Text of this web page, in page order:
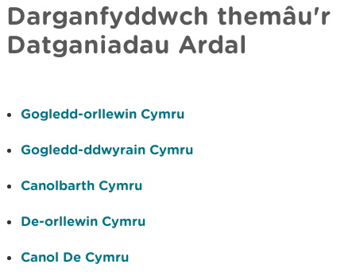
Darganfyddwch themâu'r
Datganiadau Ardal
Gogledd-orllewin Cymru
Gogledd-ddwyrain Cymru
Canolbarth Cymru
De-orllewin Cymru
Canol De Cymru